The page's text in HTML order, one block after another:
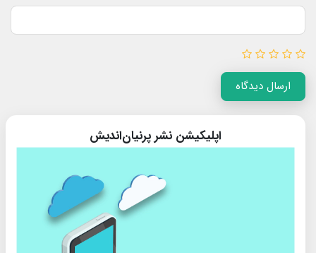
ارسال دیدگاه
اپلیکیشن نشر پرنیان‌اندیش